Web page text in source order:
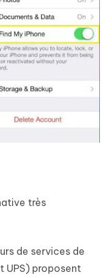
très
de services de
UPS) proposent